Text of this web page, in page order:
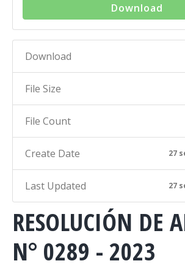
Download
Download
File Size
File Count
Create Date 27
Last Updated 27
RESOLUCIÓN DE
N° 0289 - 2023